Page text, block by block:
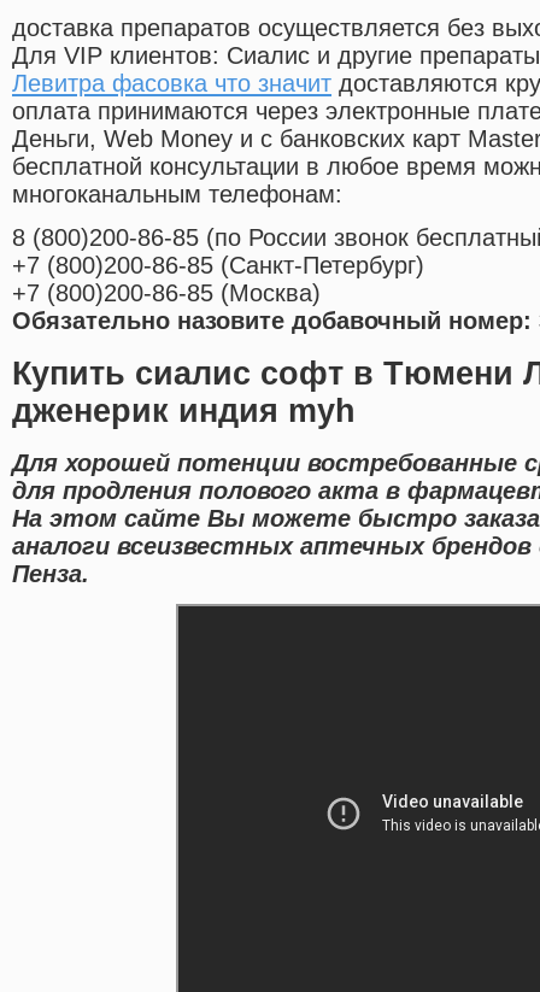
доставка препаратов осуществляется без
Для VIP клиентов: Сиалис и другие
Левитра фасовка что значит доставляются
оплата принимаются через электронные
Деньги, Web Money и с банковских карт
бесплатной консультации в любое время
многоканальным телефонам:
8 (800)200-86-85 (по России звонок
+7 (800)200-86-85 (Санкт-Петербург)
+7 (800)200-86-85 (Москва)
Обязательно назовите добавочный номер:
Купить сиалис софт в Тюмени
дженерик индия myh
Для хорошей потенции востребованные
для продления полового акта в
На этом сайте Вы можете быстро
аналоги всеизвестных аптечных
Пенза.